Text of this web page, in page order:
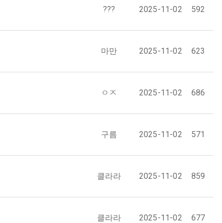
??? 2025-11-02 592
마만 2025-11-02 623
ㅇㅈ 2025-11-02 686
구름 2025-11-02 571
클라라 2025-11-02 859
클라라 2025-11-02 677